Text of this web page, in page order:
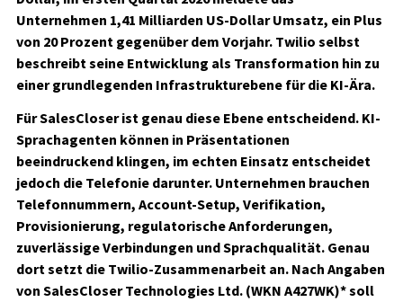
Unternehmen 1,41 Milliarden US-Dollar Umsatz, ein Plus
von 20 Prozent gegenüber dem Vorjahr. Twilio selbst
beschreibt seine Entwicklung als Transformation hin zu
einer grundlegenden Infrastrukturebene für die KI-Ära.
Für SalesCloser ist genau diese Ebene entscheidend. KI-
Sprachagenten können in Präsentationen
beeindruckend klingen, im echten Einsatz entscheidet
jedoch die Telefonie darunter. Unternehmen brauchen
Telefonnummern, Account-Setup, Verifikation,
Provisionierung, regulatorische Anforderungen,
zuverlässige Verbindungen und Sprachqualität. Genau
dort setzt die Twilio-Zusammenarbeit an. Nach Angaben
von SalesCloser Technologies Ltd. (WKN A427WK)*soll